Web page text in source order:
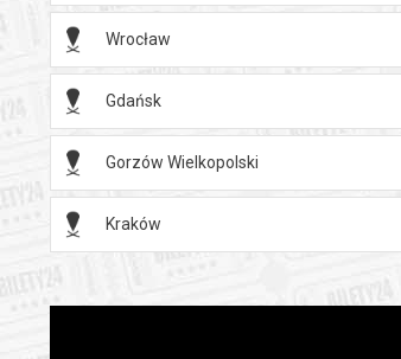
Wrocław
Gdańsk
Gorzów Wielkopolski
Kraków